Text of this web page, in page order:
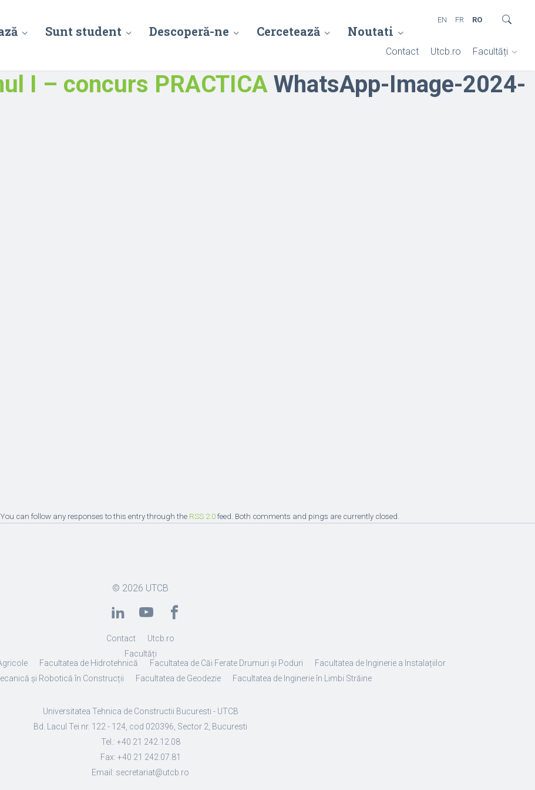
Sunt student Descoperă-ne Cercetează Noutati
Contact Utcb.ro Facultăți
EN FR RO
I – concurs PRACTICA WhatsApp-Image-2024-
can follow any responses to this entry through the RSS 2.0 feed. Both comments and pings are currently closed.
© 2026 UTCB
Contact
Utcb.ro
Facultăți
Facultatea de Hidrotehnică Facultatea de Căi Ferate Drumuri și Poduri
Facultatea de Inginerie a Instalațiilor
și Robotică în Construcții
Facultatea de Geodezie Facultatea de Inginerie în Limbi Străine
Universitatea Tehnica de Constructii Bucuresti - UTCB
Bd. Lacul Tei nr. 122 - 124, cod 020396, Sector 2, Bucuresti
Tel.: +40 21 242.12.08
Fax: +40 21 242.07.81
Email: secretariat@utcb.ro